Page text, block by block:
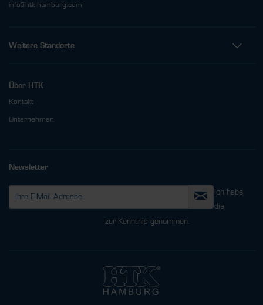
info@htk-hamburg.com
Weitere Standorte
Über HTK
Kontakt
Unternehmen
Newsletter
Ich habe
die
zur Kenntnis genommen.